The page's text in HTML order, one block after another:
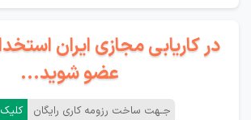
در کاریابی مجازی ایران
عضو شوید...
جـهت ساخت رزومه کاری رایگان